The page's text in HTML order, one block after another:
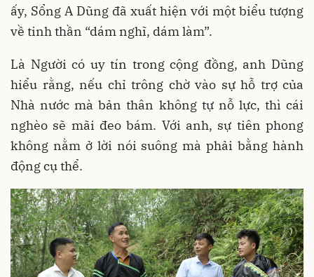
ấy, Sổng A Dũng đã xuất hiện với một biểu tượng
về tinh thần “dám nghĩ, dám làm”.
Là Người có uy tín trong cộng đồng, anh Dũng
hiểu rằng, nếu chỉ trông chờ vào sự hỗ trợ của
Nhà nước mà bản thân không tự nỗ lực, thì cái
nghèo sẽ mãi đeo bám. Với anh, sự tiên phong
không nằm ở lời nói suông mà phải bằng hành
động cụ thể.